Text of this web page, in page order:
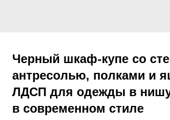
Черный шкаф-купе со
антресолью, полками и
ЛДСП для одежды в
в современном стиле